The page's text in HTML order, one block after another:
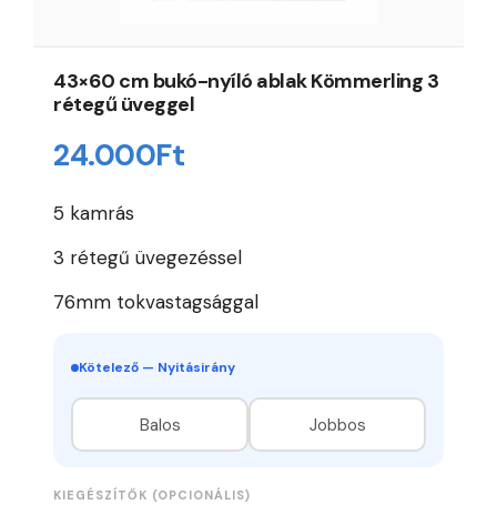
43×60 cm bukó-nyíló ablak Kömmerling 3
rétegű üveggel
24.000Ft
5 kamrás
3 rétegű üvegezéssel
76mm tokvastagsággal
Kötelező — Nyitásirány
Balos Jobbos
KIEGÉSZÍTŐK (OPCIONÁLIS)